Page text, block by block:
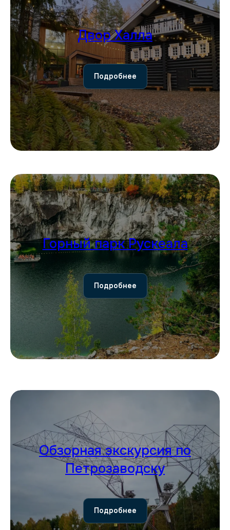
Двор Халла
Подробнее
Горный парк Рускеала
Подробнее
Обзорная экскурсия по
Петрозаводску
Подробнее